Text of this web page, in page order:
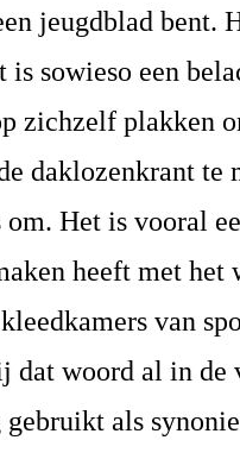
jeugdblad bent.
is sowieso een
zichzelf plakken
daklozenkrant te
om. Het is vooral
heeft met het
van
dat woord al in de
als